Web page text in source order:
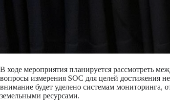
В ходе мероприятия планируется рассмотреть
вопросы измерения SOC для целей достижения
внимание будет уделено системам
земельными ресурсами.